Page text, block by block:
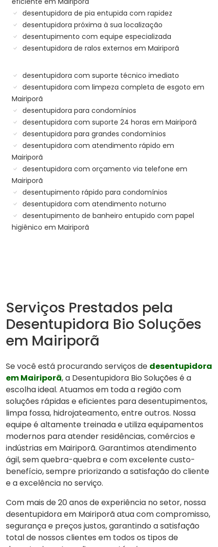
desentupidora de pia entupida com rapidez
desentupidora próxima à sua localização
desentupimento com equipe especializada
desentupidora de ralos externos em Mairiporã
desentupidora com suporte técnico imediato
desentupidora com limpeza completa de esgoto em
Mairiporã
desentupidora para condomínios
desentupidora com suporte 24 horas em Mairiporã
desentupidora para grandes condomínios
desentupidora com atendimento rápido em
Mairiporã
desentupidora com orçamento via telefone em
Mairiporã
desentupimento rápido para condomínios
desentupidora com atendimento noturno
desentupimento de banheiro entupido com papel
higiênico em Mairiporã
Serviços Prestados pela
Desentupidora Bio Soluções
em Mairiporã
Se você está procurando serviços de desentupidora
em Mairiporã, a Desentupidora Bio Soluções é a
escolha ideal. Atuamos em toda a região com
soluções rápidas e eficientes para desentupimentos,
limpa fossa, hidrojateamento, entre outros. Nossa
equipe é altamente treinada e utiliza equipamentos
modernos para atender residências, comércios e
indústrias em Mairiporã. Garantimos atendimento
ágil, sem quebra-quebra e com excelente custo-
benefício, sempre priorizando a satisfação do cliente
e a excelência no serviço.
Com mais de 20 anos de experiência no setor, nossa
desentupidora em Mairiporã atua com compromisso,
segurança e preços justos, garantindo a satisfação
total de nossos clientes em todos os tipos de